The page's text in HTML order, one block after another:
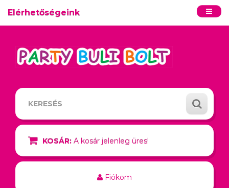
Elérhetőségeink
KOSÁR: A kosár jelenleg üres!
Fiókom